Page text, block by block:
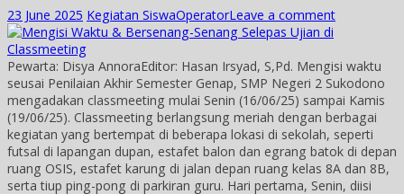
23 June 2025 Kegiatan SiswaOperatorLeave a comment
Pewarta: Disya AnnoraEditor: Hasan Irsyad, S,Pd. Mengisi waktu
seusai Penilaian Akhir Semester Genap, SMP Negeri 2 Sukodono
mengadakan classmeeting mulai Senin (16/06/25) sampai Kamis
(19/06/25). Classmeeting berlangsung meriah dengan berbagai
kegiatan yang bertempat di beberapa lokasi di sekolah, seperti
futsal di lapangan dupan, estafet balon dan egrang batok di depan
ruang OSIS, estafet karung di jalan depan ruang kelas 8A dan 8B,
serta tiup ping-pong di parkiran guru. Hari pertama, Senin, diisi